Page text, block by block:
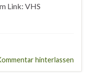
Link: VHS
hinterlassen